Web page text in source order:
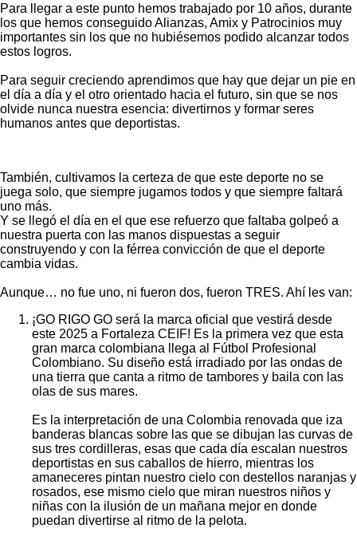
Para llegar a este punto hemos trabajado por 10 años, durante
los que hemos conseguido Alianzas, Amix y Patrocinios muy
importantes sin los que no hubiésemos podido alcanzar todos
estos logros.
Para seguir creciendo aprendimos que hay que dejar un pie en
el día a día y el otro orientado hacia el futuro, sin que se nos
olvide nunca nuestra esencia: divertirnos y formar seres
humanos antes que deportistas.
También, cultivamos la certeza de que este deporte no se
juega solo, que siempre jugamos todos y que siempre faltará
uno más.
Y se llegó el día en el que ese refuerzo que faltaba golpeó a
nuestra puerta con las manos dispuestas a seguir
construyendo y con la férrea convicción de que el deporte
cambia vidas.
Aunque… no fue uno, ni fueron dos, fueron TRES. Ahí les van:
¡GO RIGO GO será la marca oficial que vestirá desde
este 2025 a Fortaleza CEIF! Es la primera vez que esta
gran marca colombiana llega al Fútbol Profesional
Colombiano. Su diseño está irradiado por las ondas de
una tierra que canta a ritmo de tambores y baila con las
olas de sus mares.
Es la interpretación de una Colombia renovada que iza
banderas blancas sobre las que se dibujan las curvas de
sus tres cordilleras, esas que cada día escalan nuestros
deportistas en sus caballos de hierro, mientras los
amaneceres pintan nuestro cielo con destellos naranjas y
rosados, ese mismo cielo que miran nuestros niños y
niñas con la ilusión de un mañana mejor en donde
puedan divertirse al ritmo de la pelota.